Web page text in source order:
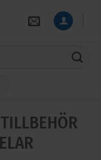
TILLBEHÖR